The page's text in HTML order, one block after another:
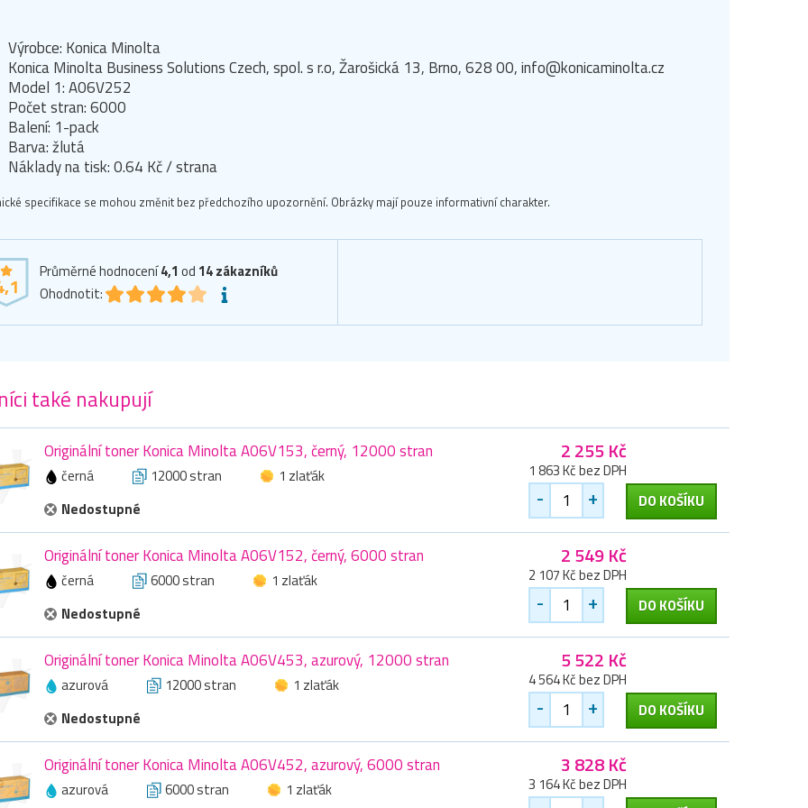
Výrobce: Konica Minolta
Konica Minolta Business Solutions Czech, spol. s r.o, Žarošická 13, Brno, 628 00, info@konicaminolta.cz
Model 1: A06V252
Počet stran: 6000
Balení: 1-pack
Barva: žlutá
Náklady na tisk: 0.64 Kč / strana
specifikace se mohou změnit bez předchozího upozornění. Obrázky mají pouze informativní charakter.
Průměrné hodnocení4,1 od 14zákazníků
Ohodnotit:
také nakupují
Originální toner Konica Minolta A06V153, černý, 12000 stran
černá 12000 stran
1 zlaťák
Nedostupné
2 255 Kč
1 863 Kč bez DPH
- + DO KOŠÍKU
Originální toner Konica Minolta A06V152, černý, 6000 stran
černá 6000 stran
1 zlaťák
Nedostupné
2 549 Kč
2 107 Kč bez DPH
- + DO KOŠÍKU
Originální toner Konica Minolta A06V453, azurový, 12000 stran
azurová 12000 stran
1 zlaťák
Nedostupné
5 522 Kč
4 564 Kč bez DPH
- + DO KOŠÍKU
Originální toner Konica Minolta A06V452, azurový, 6000 stran
azurová 6000 stran 1 zlaťák
3 828 Kč
3 164 Kč bez DPH